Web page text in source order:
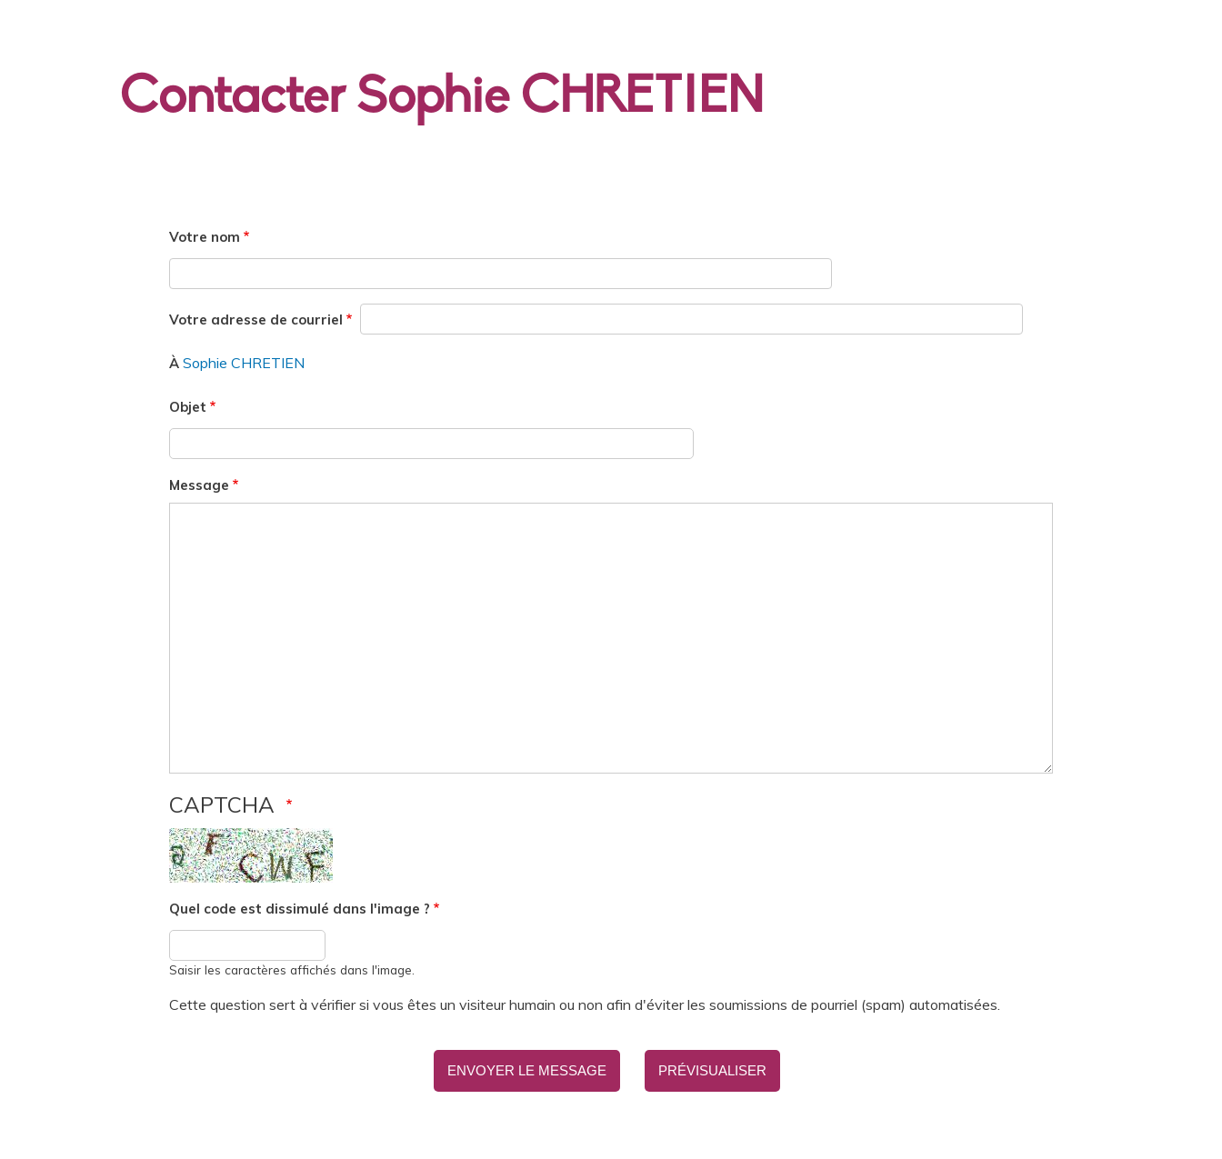
Contacter Sophie CHRETIEN
Votre nom
Votre adresse de courriel
À Sophie CHRETIEN
Objet
Message
CAPTCHA
Quel code est dissimulé dans l'image ?
Saisir les caractères affichés dans l'image.
Cette question sert à vérifier si vous êtes un visiteur humain ou non afin d'éviter les soumissions de pourriel (spam) automatisées.